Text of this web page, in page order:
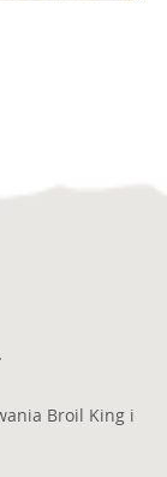
Broil King i